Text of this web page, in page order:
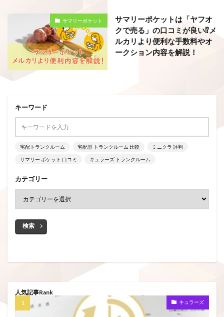
サマリーポケット
サマリーポケットは「ヤフオ
クで売る」の口コミが良い⁉メ
ルカリより便利な手数料やオ
ークション内容を解説！
キーワード
宅配トランクルーム 宅配型 トランクルーム 比較 ミニクラ 評判
サマリー ポケット 口コミ キュラーズ トランクルーム
カテゴリー
検索
人気記事Rank
キュラーズ